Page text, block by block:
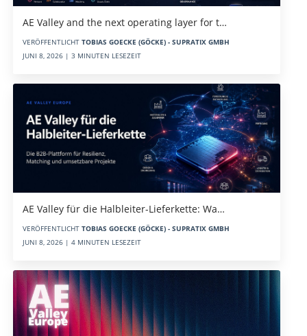
AE Valley and the next operating layer for t…
VERÖFFENTLICHT TOBIAS GOECKE (GÖCKE) - SUPRATIX GMBH
JUNI 8, 2026 | 3 MINUTEN LESEZEIT
AE Valley für die Halbleiter-Lieferkette: Wa…
VERÖFFENTLICHT TOBIAS GOECKE (GÖCKE) - SUPRATIX GMBH
JUNI 8, 2026 | 4 MINUTEN LESEZEIT